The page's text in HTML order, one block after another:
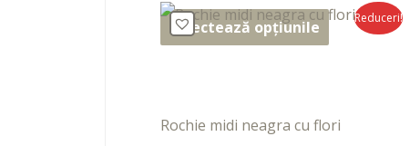
0
dinSelectează opțiunile Reduceri!
Rochie midi neagra cu flori